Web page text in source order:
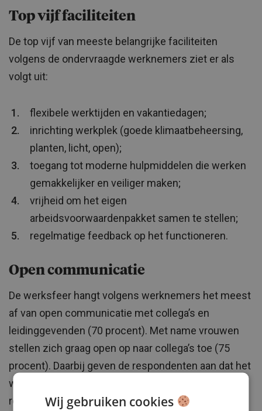
Top vijf faciliteiten
De top vijf van meeste belangrijke faciliteiten
volgens de ondervraagde werknemers ziet er als
volgt uit:
flexibele werktijden en vakantiedagen;
inrichting werkplek (goede klimaatbeheersing,
planten, licht, open);
toegang tot moderne hulpmiddelen die werken
gemakkelijker en veiliger maken;
vrijheid om het eigen
arbeidsvoorwaardenpakket samen te stellen;
regelmatige feedback op het functioneren.
Open communicatie
De werksfeer hangt volgens werknemers het meest
af van open communicatie met collega’s en
leidinggevenden (70 procent). Met name vrouwen
stellen zich graag open op naar collega’s toe (75
procent). Daarbij geven de respondenten aan dat het
wel belangrijk is om formeel te blijven. De
respondenten vinden dat informele activiteiten op
Wij gebruiken cookies